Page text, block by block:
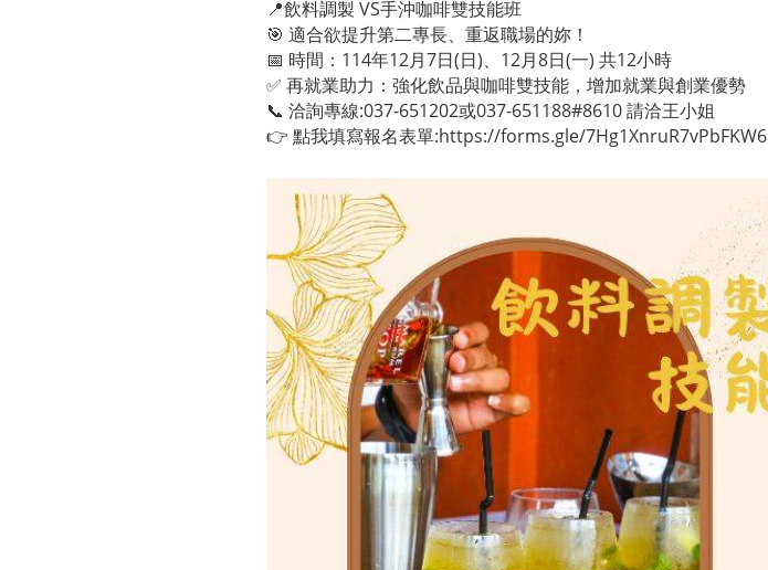
📍飲料調製 VS手沖咖啡雙技能班
🎯 適合欲提升第二專長、重返職場的妳！
📅 時間：114年12月7日(日)、12月8日(一) 共12小時
✅ 再就業助力：強化飲品與咖啡雙技能，增加就業與創業優勢
📞 洽詢專線:037-651202或037-651188#8610 請洽王小姐
👉 點我填寫報名表單:https://forms.gle/7Hg1XnruR7vPbFKW6